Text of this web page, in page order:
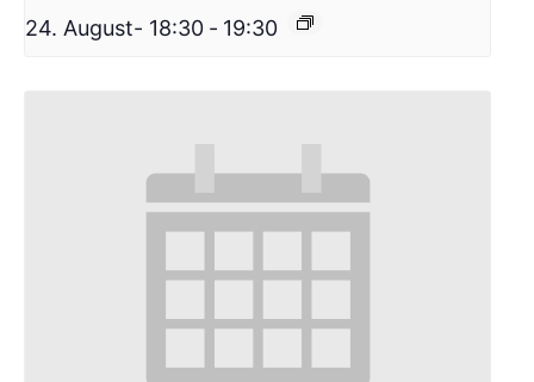
24. August- 18:30 - 19:30